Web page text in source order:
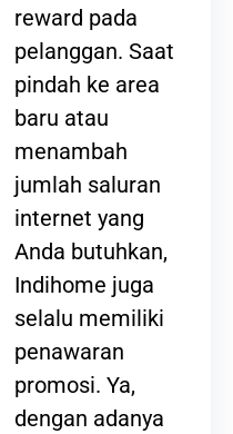
reward pada
pelanggan. Saat
pindah ke area
baru atau
menambah
jumlah saluran
internet yang
Anda butuhkan,
Indihome juga
selalu memiliki
penawaran
promosi. Ya,
dengan adanya